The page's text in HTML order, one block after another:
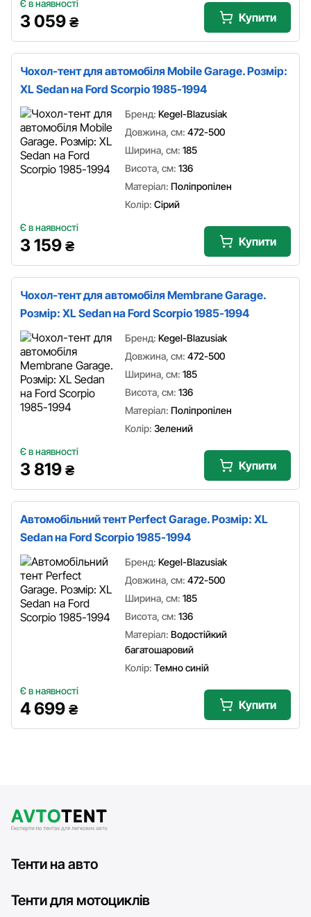
Є в наявності
3 059 ₴ Купити
Чохол-тент для автомобіля Mobile Garage. Розмір:
XL Sedan на Ford Scorpio 1985-1994
Бренд: Kegel-Blazusiak
Довжина, см: 472-500
Ширина, см: 185
Висота, см: 136
Матеріал: Поліпропілен
Колір: Сірий
Є в наявності
3 159 ₴ Купити
Чохол-тент для автомобіля Membrane Garage.
Розмір: XL Sedan на Ford Scorpio 1985-1994
Бренд: Kegel-Blazusiak
Довжина, см: 472-500
Ширина, см: 185
Висота, см: 136
Матеріал: Поліпропілен
Колір: Зелений
Є в наявності
3 819 ₴ Купити
Автомобільний тент Perfect Garage. Розмір: XL
Sedan на Ford Scorpio 1985-1994
Бренд: Kegel-Blazusiak
Довжина, см: 472-500
Ширина, см: 185
Висота, см: 136
Матеріал: Водостійкий
багатошаровий
Колір: Темно синій
Є в наявності
4 699 ₴ Купити
Тенти на авто
Тенти для мотоциклів